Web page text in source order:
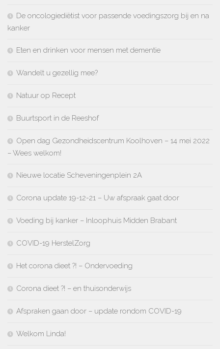
De oncologiediëtist voor passende voedingszorg bij en na
kanker
Eten en drinken voor mensen met dementie
Wandelt u gezellig mee?
Natuur op Recept
Buurtsport in de Reeshof
Open dag Gezondheidscentrum Koolhoven – 14 mei 2022
– Wees welkom!
Nieuwe locatie Scheveningenplein 2A
Corona update 19-12-21 – Uw afspraak gaat door
Voeding bij kanker – Inloophuis Midden Brabant
COVID-19 HerstelZorg
Het corona dieet ?! – Ondervoeding
Corona dieet ?! – en thuisonderwijs
Afspraken gaan door – update rondom COVID-19
Welkom Linda!